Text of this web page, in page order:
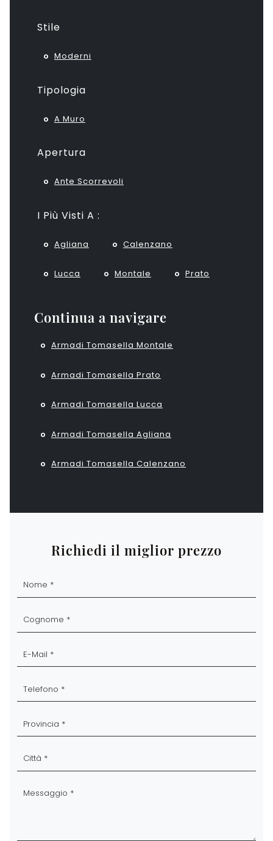
Stile
Moderni
Tipologia
A Muro
Apertura
Ante Scorrevoli
I Più Visti A :
Agliana Calenzano
Lucca Montale Prato
Continua a navigare
Armadi Tomasella Montale
Armadi Tomasella Prato
Armadi Tomasella Lucca
Armadi Tomasella Agliana
Armadi Tomasella Calenzano
Richiedi il miglior prezzo